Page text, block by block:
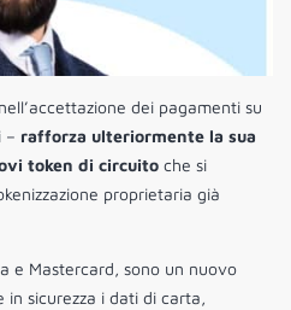
dei pagamenti su
– rafforza ulteriormente la sua
token di circuito che si
proprietaria già
e Mastercard, sono un nuovo
sicurezza i dati di carta,